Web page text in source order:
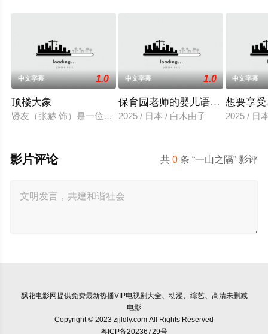
中文字幕 1.0
顶楼大象
贤友（张赫 饰）是一位小有名气的作家，自从被前女友无故抛
中文字幕 1.0
保育园老师的婴儿语让人超兴奋
2025 / 日本 / 白木由子
中文字幕
想要享
2025 / 日
共0 条 “一山之隔” 影评
影片评论
飘花电影网提供免费最新热播VIP电视剧大全、动漫、综艺、高清未删减
电影
Copyright © 2023 zjjldly.com All Rights Reserved
粤ICP备20236729号